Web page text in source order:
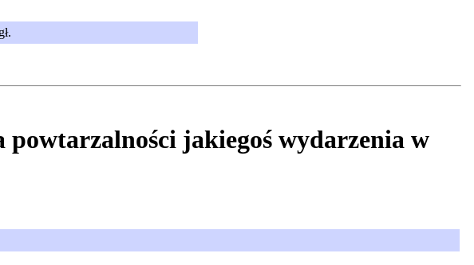
jakiegoś wydarzenia w